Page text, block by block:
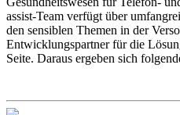
assist-Team verfügt über
den sensiblen Themen in der
Entwicklungspartner für die
Seite. Daraus ergeben sich